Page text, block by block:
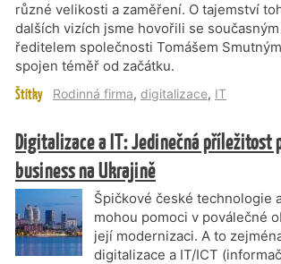
různé velikosti a zaměření. O tajemství
dalších vizích jsme hovořili se
ředitelem společnosti Tomášem
spojen téměř od začátku.
Štítky Rodinná firma, digitalizace, IT
Digitalizace a IT: Jedinečná příležitost
business na Ukrajině
Špičkové české technologie
mohou pomoci v poválečné
její modernizaci. A to
digitalizace a IT/ICT